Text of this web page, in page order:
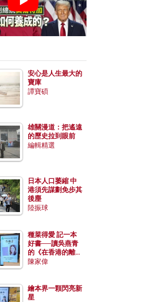
安心是人生最大的
寶庫
譚寶碩
雄關漫道：把遙遠
的歷史拉到眼前
編輯精選
日本人口萎縮 中
港須先謀劃免步其
後塵
陸振球
種菜得愛 記一本
好書──讀吳燕青
的《在香港的離島
種菜》
陳家偉
繪本界一顆閃亮新
星